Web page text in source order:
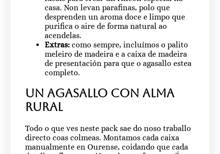
casa. Non levan parafinas, polo que
desprenden un aroma doce e limpo que
purifica o aire de forma natural ao
acendelas.
Extras:como sempre, incluímos o palito
meleiro de madeira e a caixa de madeira
de presentación para que o agasallo estea
completo.
Un agasallo con alma
rural
Todo o que ves neste pack sae do noso traballo
directo coas colmeas. Montamos cada caixa
manualmente en Ourense, coidando que cada